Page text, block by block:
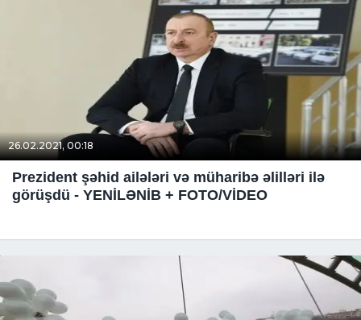
26.02.2021, 00:18
Prezident şəhid ailələri və müharibə əlilləri ilə
görüşdü - YENİLƏNİB + FOTO/VİDEO